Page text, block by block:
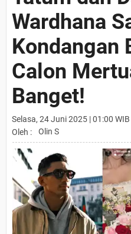
Wardhana
Kondangan
Calon
Banget!
Selasa, 24 Juni 2025 | 01:00 WIB
Oleh :
Olin S